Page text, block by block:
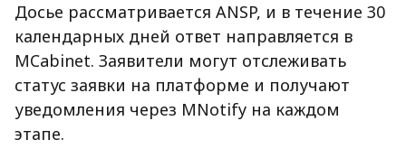
Досье рассматривается ANSP, и в течение 30
календарных дней ответ направляется в
MCabinet. Заявители могут отслеживать
статус заявки на платформе и получают
уведомления через MNotify на каждом
этапе.